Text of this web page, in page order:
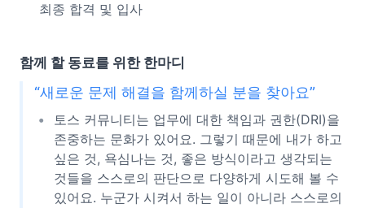
최종 합격 및 입사
함께 할 동료를 위한 한마디
“새로운 문제 해결을 함께하실 분을 찾아요”
토스 커뮤니티는 업무에 대한 책임과 권한(DRI)을
존중하는 문화가 있어요. 그렇기 때문에 내가 하고
싶은 것, 욕심나는 것, 좋은 방식이라고 생각되는
것들을 스스로의 판단으로 다양하게 시도해 볼 수
있어요. 누군가 시켜서 하는 일이 아니라 스스로의